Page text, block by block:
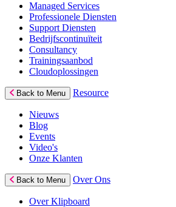
Managed Services
Professionele Diensten
Support Diensten
Bedrijfscontinuïteit
Consultancy
Trainingsaanbod
Cloudoplossingen
Back to Menu Resource
Nieuws
Blog
Events
Video's
Onze Klanten
Back to Menu Over Ons
Over Klipboard